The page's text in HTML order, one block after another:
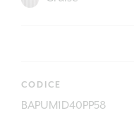
CODICE
BAPUM1D40PP58